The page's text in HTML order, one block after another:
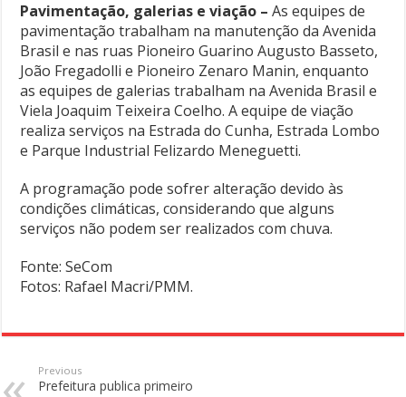
Pavimentação, galerias e viação – As equipes de
pavimentação trabalham na manutenção da Avenida
Brasil e nas ruas Pioneiro Guarino Augusto Basseto,
João Fregadolli e Pioneiro Zenaro Manin, enquanto
as equipes de galerias trabalham na Avenida Brasil e
Viela Joaquim Teixeira Coelho. A equipe de viação
realiza serviços na Estrada do Cunha, Estrada Lombo
e Parque Industrial Felizardo Meneguetti.
A programação pode sofrer alteração devido às
condições climáticas, considerando que alguns
serviços não podem ser realizados com chuva.
Fonte: SeCom
Fotos: Rafael Macri/PMM.
Previous
Prefeitura publica primeiro